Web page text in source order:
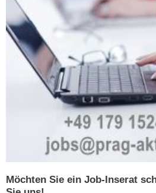
Möchten Sie ein Job-Inserat